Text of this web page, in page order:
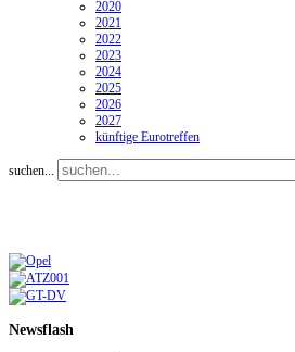
2020
2021
2022
2023
2024
2025
2026
2027
künftige Eurotreffen
suchen...
Newsflash